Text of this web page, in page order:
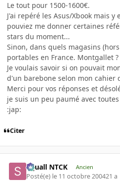
Le tout pour 1500-1600€.
J'ai repéré les Asus/Xbook mais y
pouviez me donner certaines
stars du moment...
Sinon, dans quels magasins
portables en France. Montgallet ?
Je voulais savoir si on pouvait
d'un barebone selon mon cahier
Merci pour vos réponses et
je suis un peu paumé avec
:jap:
Citer
Squall NTCK Ancien
Posté(e) le 11 octobre 200421 a